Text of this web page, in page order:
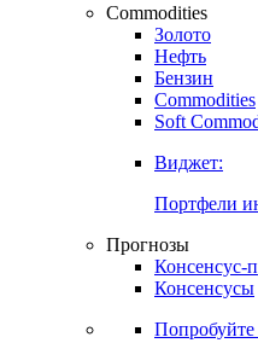
Commodities
Золото
Нефть
Бензин
Commodities
Soft
Виджет:
Портфели
Прогнозы
Консенсус-
Консенсусы
Попробуйте